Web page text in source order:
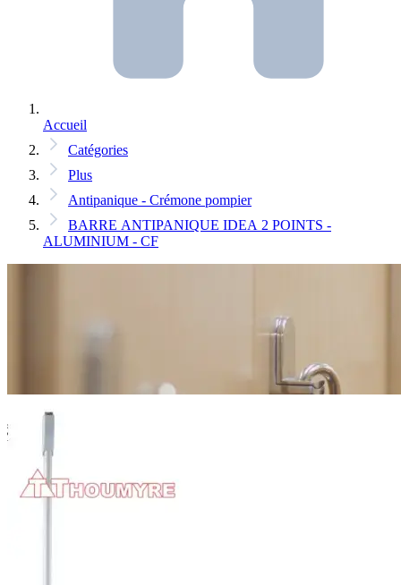
Accueil
Catégories
Plus
Antipanique - Crémone pompier
BARRE ANTIPANIQUE IDEA 2 POINTS -
ALUMINIUM - CF